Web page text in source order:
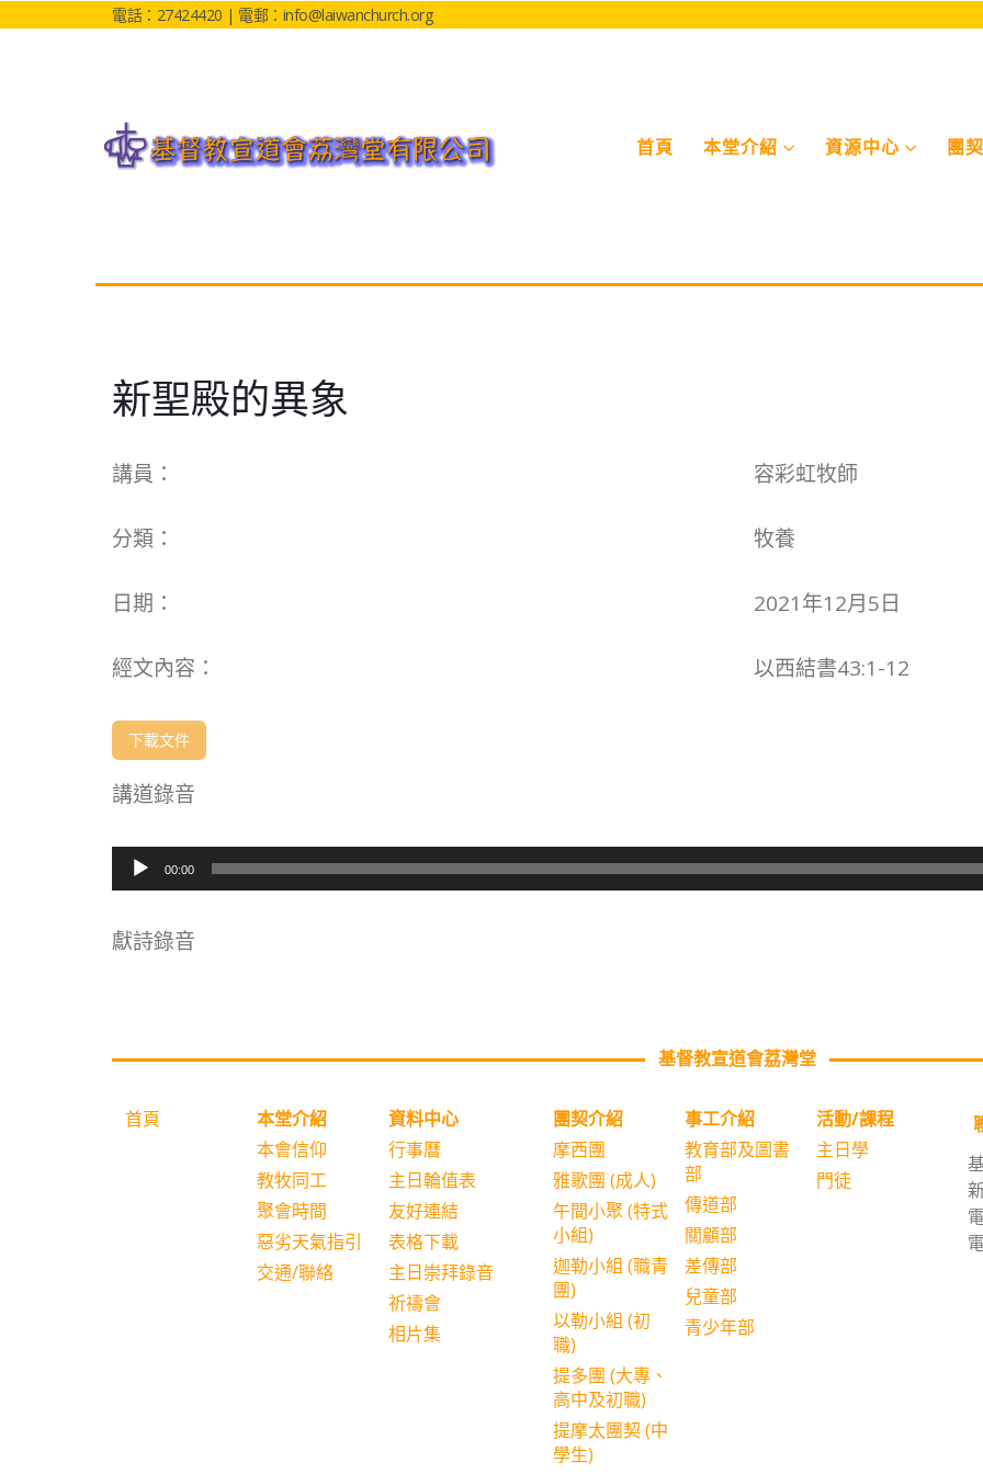
電話：27424420 | 電郵：info@laiwanchurch.org
首頁 本堂介紹 資源中⼼ 團
新聖殿的異象
講員： 容彩虹牧師
分類： 牧養
日期： 2021年12月5日
經文內容： 以西結書43:1-12
下載文件
講道錄音
放
器
00:00
獻詩錄音
基督教宣道會荔灣堂
首頁
本堂介紹
本會信仰
教牧同工
聚會時間
惡劣天氣指引
交通/聯絡
資料中心
行事曆
主日輪值表
友好連結
表格下載
主日崇拜錄音
祈禱會
相片集
團契介紹
摩西團
雅歌團 (成人)
午間小聚 (特式
小組)
迦勒小組 (職青
團)
以勒小組 (初
職)
提多團 (大專、
高中及初職)
提摩太團契 (中
學生)
事⼯介紹
教育部及圖書
部
傳道部
關顧部
差傳部
兒童部
青少年部
活動/課程
主日學
門徒